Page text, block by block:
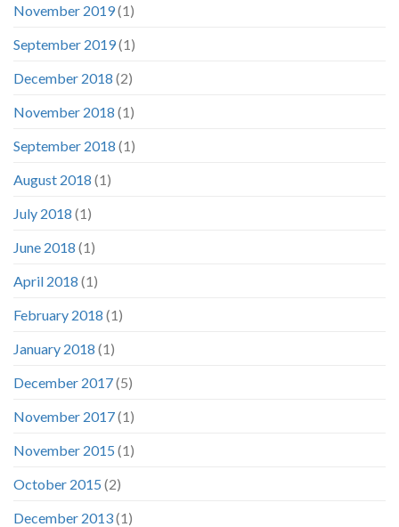
November 2019(1)
September 2019(1)
December 2018 (2)
November 2018 (1)
September 2018 (1)
August 2018 (1)
July 2018 (1)
June 2018 (1)
April 2018 (1)
February 2018 (1)
January 2018 (1)
December 2017(5)
November 2017(1)
November 2015 (1)
October 2015 (2)
December 2013(1)